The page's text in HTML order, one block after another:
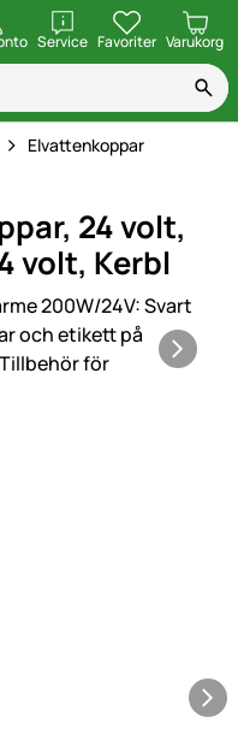
ServiceöppnaFavoriter Varukorg
Elvattenkoppar
24 volt,
volt, Kerbl